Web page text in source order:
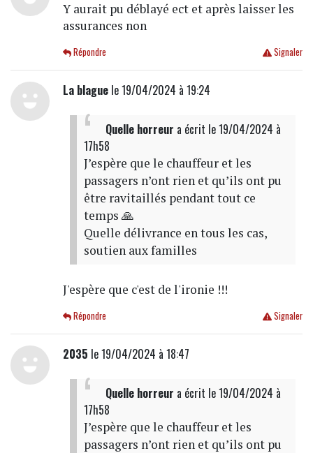
Y aurait pu déblayé ect et après laisser les
assurances non
Signaler
Répondre
La blaguele 19/04/2024 à 19:24
Quelle horreur a écrit le 19/04/2024 à
17h58
J’espère que le chauffeur et les
passagers n’ont rien et qu’ils ont pu
être ravitaillés pendant tout ce
temps 🙏
Quelle délivrance en tous les cas,
soutien aux familles
J'espère que c'est de l'ironie !!!
Signaler
Répondre
2035 le 19/04/2024 à 18:47
Quelle horreur a écrit le 19/04/2024 à
17h58
J’espère que le chauffeur et les
passagers n’ont rien et qu’ils ont pu